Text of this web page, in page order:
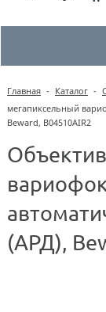
Главная - Каталог -
мегапиксельный
Beward, B04510AIR2
(АРД),